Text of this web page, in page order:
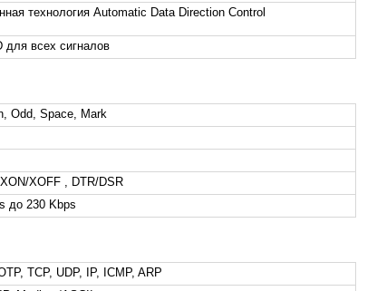
технология Automatic Data Direction Control
для всех сигналов
Odd, Space, Mark
XOFF , DTR/DSR
до 230 Kbps
TCP, UDP, IP, ICMP, ARP